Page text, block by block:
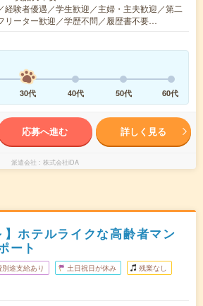
経験者優遇／学生歓迎／主婦・主夫歓迎／第二
リーター歓迎／学歴不問／履歴書不要…
30代 40代 50代 60代
応募へ進む 詳しく見る
派遣会社 株式会社iDA
ホテルライクな高齢者マン
ート
別途支給あり 土日祝日が休み 残業なし